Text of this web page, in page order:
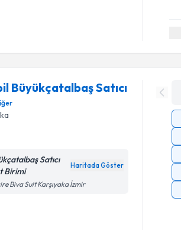
Büyükçatalbaş Satıcı
Satıcı
Birimi
Haritada Göster
Biva Suit Karşıyaka İzmir